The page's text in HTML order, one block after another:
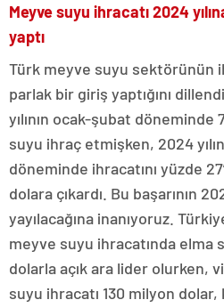
Meyve suyu ihracatı 2024
yaptı
Türk meyve suyu sektörünün
parlak bir giriş yaptığını
yılının ocak-şubat döneminde
suyu ihraç etmişken, 2024
döneminde ihracatını yüzde
dolara çıkardı. Bu başarının
yayılacağına inanıyoruz.
meyve suyu ihracatında elma
dolarla açık ara lider olurken,
suyu ihracatı 130 milyon dolar,